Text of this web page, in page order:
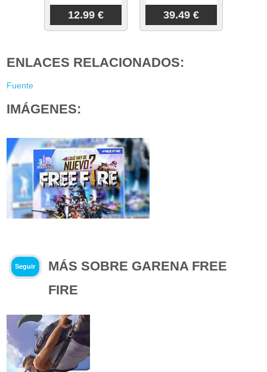
12.99 € 39.49 €
ENLACES RELACIONADOS:
Fuente
IMÁGENES:
Seguir
MÁS SOBRE GARENA FREE
FIRE